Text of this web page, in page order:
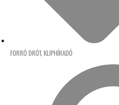
FORRÓ DRÓT, KLIPHÍRADÓ